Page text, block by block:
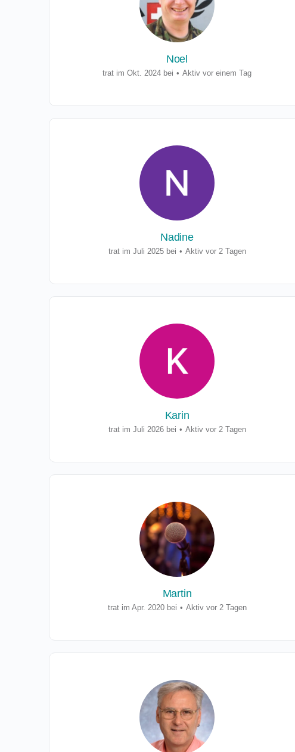
Noel
trat im Okt. 2024 bei • Aktiv vor einem Tag
Nadine
trat im Juli 2025 bei • Aktiv vor 2 Tagen
Karin
trat im Juli 2026 bei • Aktiv vor 2 Tagen
Martin
trat im Apr. 2020 bei • Aktiv vor 2 Tagen